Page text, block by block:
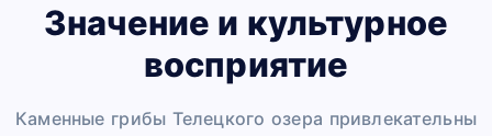
Значение и культурное
восприятие
Каменные грибы Телецкого озера привлекательны